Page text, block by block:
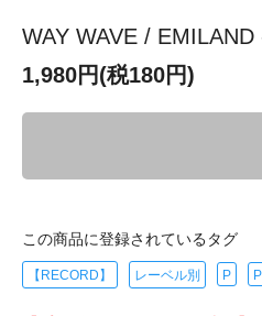
WAY WAVE /
1,980円(税180円)
この商品に登録されているタグ
【RECORD】 レーベル別 P